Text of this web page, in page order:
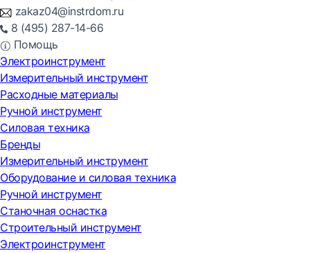
zakaz04@instrdom.ru
8 (495) 287-14-66
Помощь
Электроинструмент
Измерительный инструмент
Расходные материалы
Ручной инструмент
Силовая техника
Бренды
Измерительный инструмент
Оборудование и силовая техника
Ручной инструмент
Станочная оснастка
Строительный инструмент
Электроинструмент